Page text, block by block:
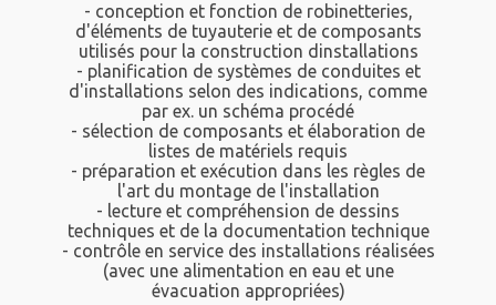
- conception et fonction de robinetteries,
d'éléments de tuyauterie et de composants
utilisés pour la construction dinstallations
- planification de systèmes de conduites et
d'installations selon des indications, comme
par ex. un schéma procédé
- sélection de composants et élaboration de
listes de matériels requis
- préparation et exécution dans les règles de
l'art du montage de l'installation
- lecture et compréhension de dessins
techniques et de la documentation technique
- contrôle en service des installations réalisées
(avec une alimentation en eau et une
évacuation appropriées)